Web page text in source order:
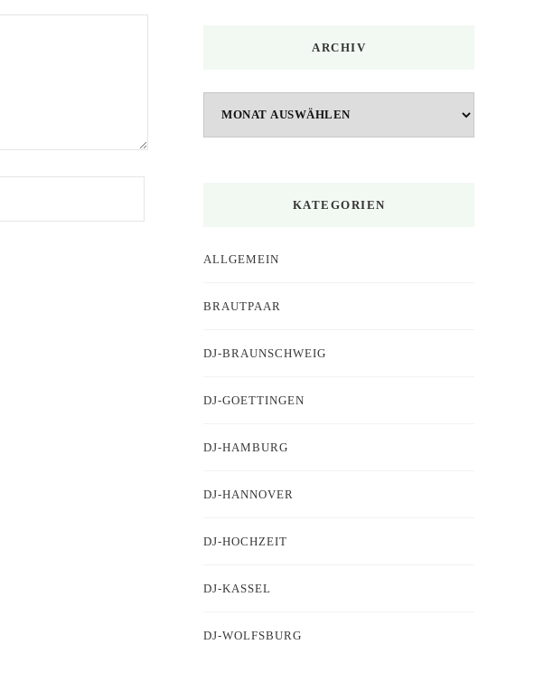
ARCHIV
KATEGORIEN
ALLGEMEIN
BRAUTPAAR
DJ-BRAUNSCHWEIG
DJ-GOETTINGEN
DJ-HAMBURG
DJ-HANNOVER
DJ-HOCHZEIT
DJ-KASSEL
DJ-WOLFSBURG